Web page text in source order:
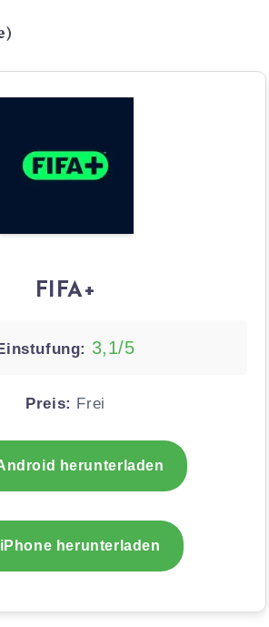
FIFA+
3,1/5
Preis: Frei
herunterladen
herunterladen